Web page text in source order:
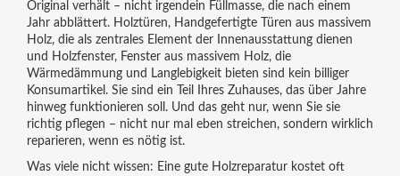
Original verhält – nicht irgendein Füllmasse, die nach einem
Jahr abblättert. Holztüren, Handgefertigte Türen aus massivem
Holz, die als zentrales Element der Innenausstattung dienen
und Holzfenster, Fenster aus massivem Holz, die
Wärmedämmung und Langlebigkeit bieten sind kein billiger
Konsumartikel. Sie sind ein Teil Ihres Zuhauses, das über Jahre
hinweg funktionieren soll. Und das geht nur, wenn Sie sie
richtig pflegen – nicht nur mal eben streichen, sondern wirklich
reparieren, wenn es nötig ist.
Was viele nicht wissen: Eine gute Holzreparatur kostet oft